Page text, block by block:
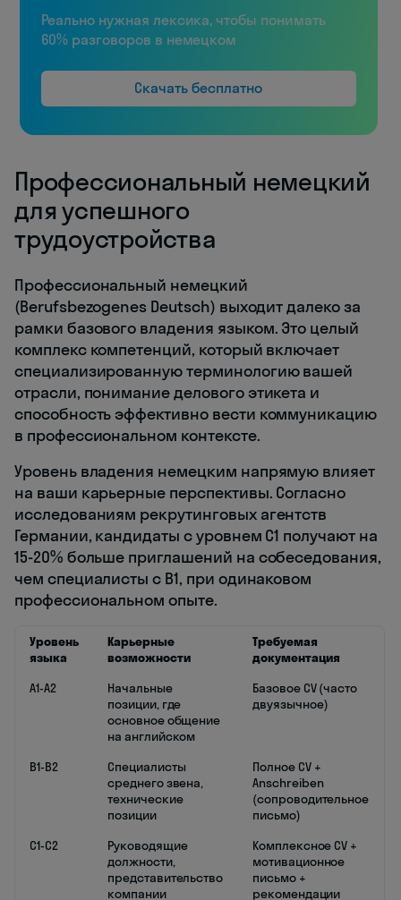
Реально нужная лексика, чтобы понимать
60% разговоров в немецком
Скачать бесплатно
Профессиональный немецкий
для успешного
трудоустройства
Профессиональный немецкий
(Berufsbezogenes Deutsch) выходит далеко за
рамки базового владения языком. Это целый
комплекс компетенций, который включает
специализированную терминологию вашей
отрасли, понимание делового этикета и
способность эффективно вести коммуникацию
в профессиональном контексте.
Уровень владения немецким напрямую влияет
на ваши карьерные перспективы. Согласно
исследованиям рекрутинговых агентств
Германии, кандидаты с уровнем C1 получают на
15-20% больше приглашений на собеседования,
чем специалисты с B1, при одинаковом
профессиональном опыте.
Уровень
языка
Карьерные
возможности
Требуемая
документация
A1-A2
Начальные
позиции, где
основное общение
на английском
Базовое CV (часто
двуязычное)
B1-B2
Специалисты
среднего звена,
технические
позиции
Полное CV +
Anschreiben
(сопроводительное
письмо)
C1-C2
Руководящие
должности,
представительство
компании
Комплексное CV +
мотивационное
письмо +
рекомендации